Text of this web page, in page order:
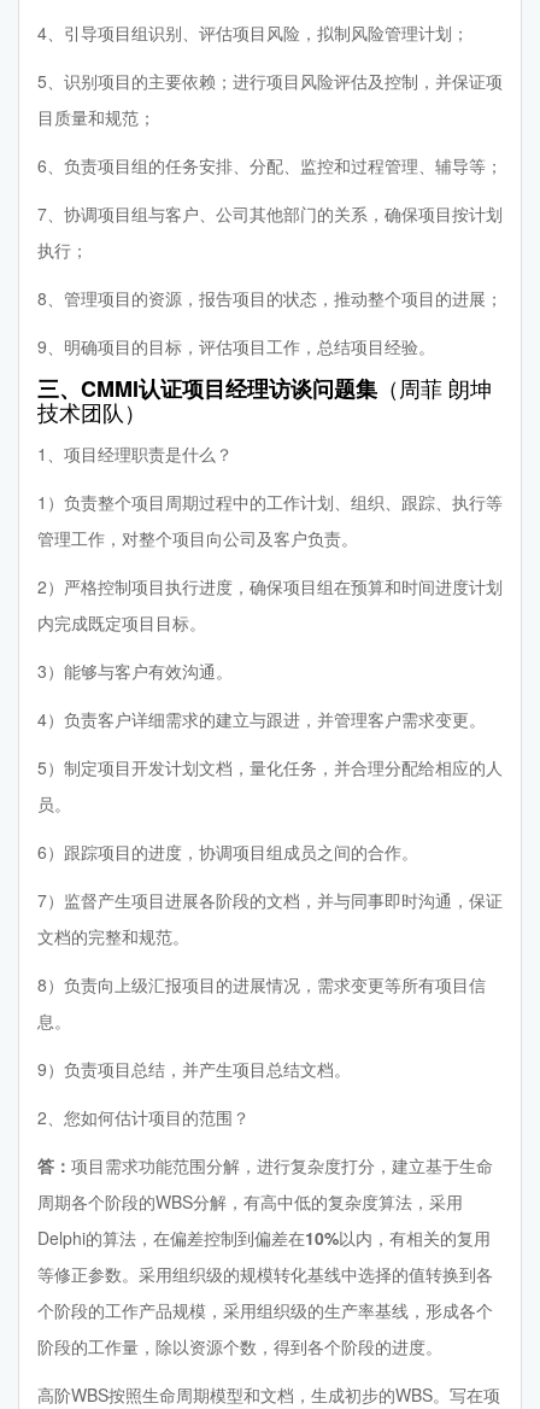
4、引导项目组识别、评估项目风险，拟制风险管理计划；
5、识别项目的主要依赖；进行项目风险评估及控制，并保证项
目质量和规范；
6、负责项目组的任务安排、分配、监控和过程管理、辅导等；
7、协调项目组与客户、公司其他部门的关系，确保项目按计划
执行；
8、管理项目的资源，报告项目的状态，推动整个项目的进展；
9、明确项目的目标，评估项目工作，总结项目经验。
三、CMMI认证项目经理访谈问题集 （周菲 朗坤
技术团队）
1、项目经理职责是什么？
1）负责整个项目周期过程中的工作计划、组织、跟踪、执行等
管理工作，对整个项目向公司及客户负责。
2）严格控制项目执行进度，确保项目组在预算和时间进度计划
内完成既定项目目标。
3）能够与客户有效沟通。
4）负责客户详细需求的建立与跟进，并管理客户需求变更。
5）制定项目开发计划文档，量化任务，并合理分配给相应的人
员。
6）跟踪项目的进度，协调项目组成员之间的合作。
7）监督产生项目进展各阶段的文档，并与同事即时沟通，保证
文档的完整和规范。
8）负责向上级汇报项目的进展情况，需求变更等所有项目信
息。
9）负责项目总结，并产生项目总结文档。
2、您如何估计项目的范围？
答： 项目需求功能范围分解，进行复杂度打分，建立基于生命
周期各个阶段的WBS分解，有高中低的复杂度算法，采用
Delphi的算法，在偏差控制到偏差在10%以内，有相关的复用
等修正参数。采用组织级的规模转化基线中选择的值转换到各
个阶段的工作产品规模，采用组织级的生产率基线，形成各个
阶段的工作量，除以资源个数，得到各个阶段的进度。
高阶WBS按照生命周期模型和文档，生成初步的WBS。写在项